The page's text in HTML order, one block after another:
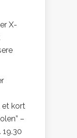
X-
et kort
–
19.30